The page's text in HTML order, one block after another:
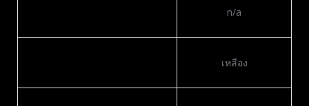
n/a
เหลือง